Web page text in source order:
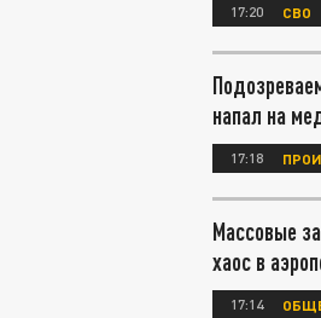
17:20 СВО
напал на
17:18
Массовые
хаос в
17:14